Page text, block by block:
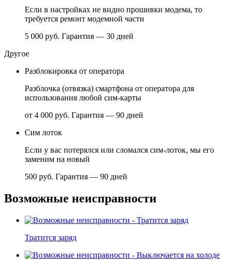
Если в настройках не видно прошивки модема, то
требуется ремонт модемной части
5 000 руб. Гарантия — 30 дней
Другое
Разблокировка от оператора
Разблочка (отвязка) смартфона от оператора для
использования любой сим-карты
от 4 000 руб. Гарантия — 90 дней
Сим лоток
Если у вас потерялся или сломался сим-лоток, мы его
заменим на новый
500 руб. Гарантия — 90 дней
Возможные неисправности
Тратится заряд